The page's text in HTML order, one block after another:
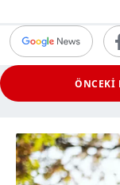
ÖNCEKİ